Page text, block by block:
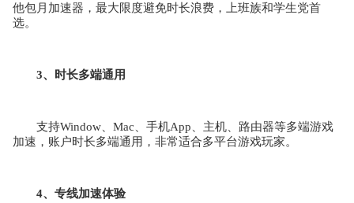
他包月加速器，最大限度避免时长浪费，上班族和学生党首
选。
3、时长多端通用
支持Window、Mac、手机App、主机、路由器等多端游戏
加速，账户时长多端通用，非常适合多平台游戏玩家。
4、专线加速体验